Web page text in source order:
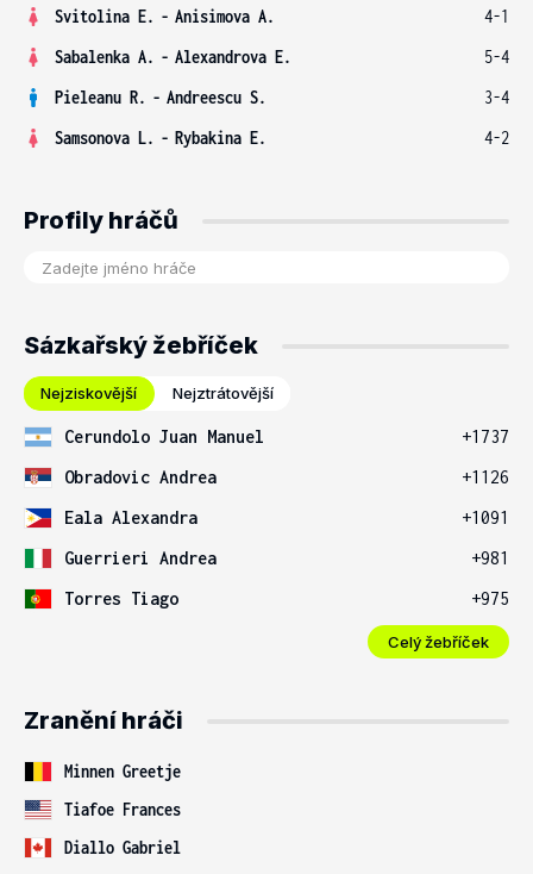
Svitolina E. - Anisimova A.
4-1
Sabalenka A. - Alexandrova E.
5-4
Pieleanu R. - Andreescu S.
3-4
Samsonova L. - Rybakina E. 4-2
Profily hráčů
Sázkařský žebříček
Nejziskovější Nejztrátovější
Cerundolo Juan Manuel
+1737
Obradovic Andrea
+1126
Eala Alexandra
+1091
Guerrieri Andrea
+981
Torres Tiago
+975
Celý žebříček
Zranění hráči
Minnen Greetje
Tiafoe Frances
Diallo Gabriel